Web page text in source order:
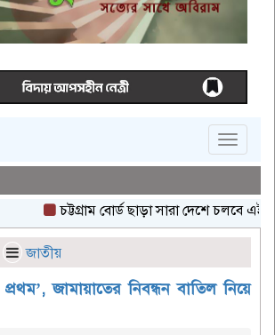
Toggle
চট্টগ্রাম বোর্ড ছাড়া সারা দেশে চলবে
জাতীয়
জামায়াতের নিবন্ধন বাতিল নিয়ে